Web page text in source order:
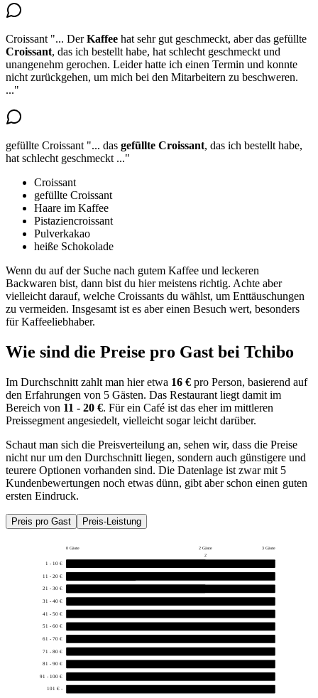
Croissant "... DerKaffee hat sehr gut geschmeckt, aber das gefüllte
Croissant, das ich bestellt habe, hat schlecht geschmeckt und
unangenehm gerochen. Leider hatte ich einen Termin und konnte
nicht zurückgehen, um mich bei den Mitarbeitern zu beschweren.
..."
gefüllte Croissant "... das gefüllte Croissant, das ich bestellt habe,
hat schlecht geschmeckt ..."
Croissant
gefüllte Croissant
Haare im Kaffee
Pistaziencroissant
Pulverkakao
heiße Schokolade
Wenn du auf der Suche nach gutem Kaffee und leckeren
Backwaren bist, dann bist du hier meistens richtig. Achte aber
vielleicht darauf, welche Croissants du wählst, um Enttäuschungen
zu vermeiden. Insgesamt ist es aber einen Besuch wert, besonders
für Kaffeeliebhaber.
Wie sind die Preise pro Gast bei Tchibo
Im Durchschnitt zahlt man hier etwa 16 € pro Person, basierend auf
den Erfahrungen von 5 Gästen. Das Restaurant liegt damit im
Bereich von 11 - 20 €. Für ein Café ist das eher im mittleren
Preissegment angesiedelt, vielleicht sogar leicht darüber.
Schaut man sich die Preisverteilung an, sehen wir, dass die Preise
nicht nur um den Durchschnitt liegen, sondern auch günstigere und
teurere Optionen vorhanden sind. Die Datenlage ist zwar mit 5
Kundenbewertungen noch etwas dünn, gibt aber schon einen guten
ersten Eindruck.
Preis pro Gast Preis-Leistung
0 Gäste 2 Gäste
3 Gäste
2
1 - 10 €
11 - 20 €
21 - 30 €
31 - 40 €
41 - 50 €
51 - 60 €
61 - 70 €
71 - 80 €
81 - 90 €
91 - 100 €
101 € -